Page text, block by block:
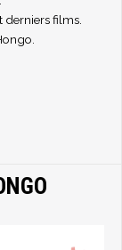
films.